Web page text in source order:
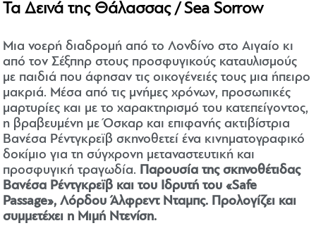
Τα Δεινά της Θάλασσας / Sea Sorrow
Μια νοερή διαδρομή από το Λονδίνο στο Αιγαίο κι
από τον Σέξπηρ στους προσφυγικούς καταυλισμούς
με παιδιά που άφησαν τις οικογένειές τους μια ήπειρο
μακριά. Μέσα από τις μνήμες χρόνων, προσωπικές
μαρτυρίες και με το χαρακτηρισμό του κατεπείγοντος,
η βραβευμένη με Όσκαρ και επιφανής ακτιβίστρια
Βανέσα Ρέντγκρεϊβ σκηνοθετεί ένα κινηματογραφικό
δοκίμιο για τη σύγχρονη μεταναστευτική και
προσφυγική τραγωδία. Παρουσία της σκηνοθέτιδας
Βανέσα Ρέντγκρεϊβ και του Ιδρυτή του «Safe
Passage», Λόρδου Άλφρεντ Νταμπς. Προλογίζει και
συμμετέχει η Μιμή Ντενίση.